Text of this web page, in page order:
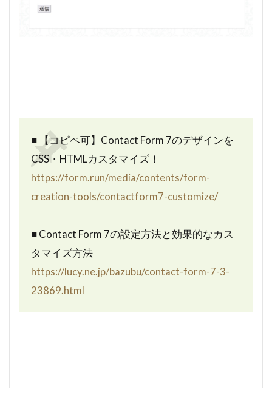
■ 【コピペ可】Contact Form 7のデザインを
CSS・HTMLカスタマイズ！
https://form.run/media/contents/form-
creation-tools/contactform7-customize/
■ Contact Form 7の設定方法と効果的なカス
タマイズ方法
https://lucy.ne.jp/bazubu/contact-form-7-3-
23869.html